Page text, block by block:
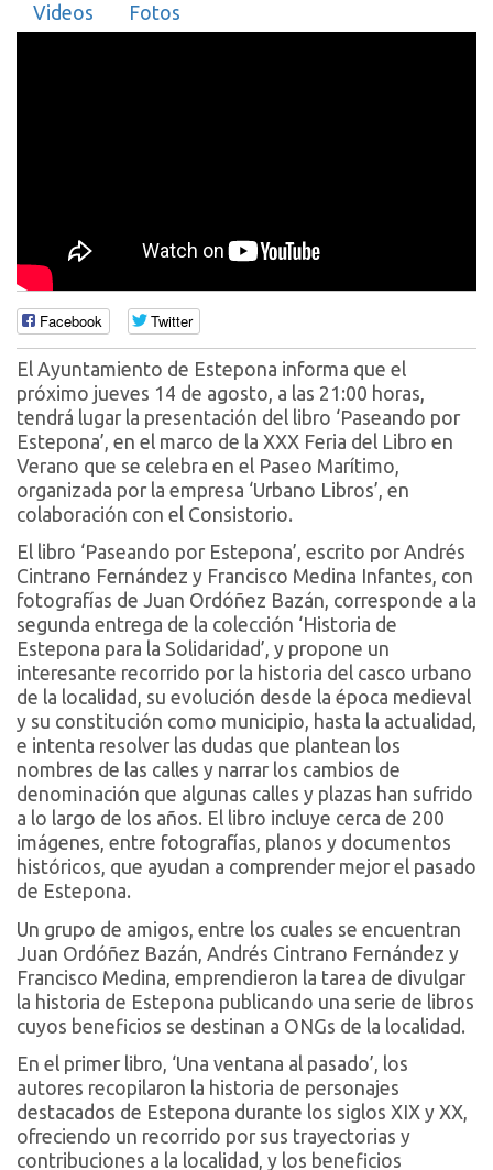
Videos Fotos
Facebook Twitter
El Ayuntamiento de Estepona informa que el
próximo jueves 14 de agosto, a las 21:00 horas,
tendrá lugar la presentación del libro ‘Paseando por
Estepona’, en el marco de la XXX Feria del Libro en
Verano que se celebra en el Paseo Marítimo,
organizada por la empresa ‘Urbano Libros’, en
colaboración con el Consistorio.
El libro ‘Paseando por Estepona’, escrito por Andrés
Cintrano Fernández y Francisco Medina Infantes, con
fotografías de Juan Ordóñez Bazán, corresponde a la
segunda entrega de la colección ‘Historia de
Estepona para la Solidaridad’, y propone un
interesante recorrido por la historia del casco urbano
de la localidad, su evolución desde la época medieval
y su constitución como municipio, hasta la actualidad,
e intenta resolver las dudas que plantean los
nombres de las calles y narrar los cambios de
denominación que algunas calles y plazas han sufrido
a lo largo de los años. El libro incluye cerca de 200
imágenes, entre fotografías, planos y documentos
históricos, que ayudan a comprender mejor el pasado
de Estepona.
Un grupo de amigos, entre los cuales se encuentran
Juan Ordóñez Bazán, Andrés Cintrano Fernández y
Francisco Medina, emprendieron la tarea de divulgar
la historia de Estepona publicando una serie de libros
cuyos beneficios se destinan a ONGs de la localidad.
En el primer libro, ‘Una ventana al pasado’, los
autores recopilaron la historia de personajes
destacados de Estepona durante los siglos XIX y XX,
ofreciendo un recorrido por sus trayectorias y
contribuciones a la localidad, y los beneficios